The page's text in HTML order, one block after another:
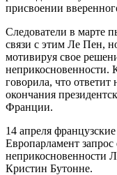
присвоении
Следователи в марте
связи с этим Ле Пен,
мотивируя свое
неприкосновенности.
говорила, что ответит
окончания
Франции.
14 апреля
Европарламент
неприкосновенности
Кристин Бутонне.